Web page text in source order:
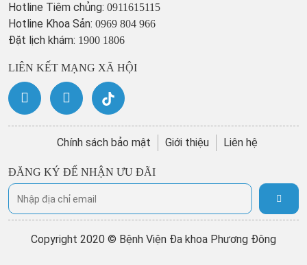
Hotline Tiêm chủng: 0911615115
Hotline Khoa Sản: 0969 804 966
Đặt lịch khám: 1900 1806
LIÊN KẾT MẠNG XÃ HỘI
Chính sách bảo mật Giới thiệu Liên hệ
ĐĂNG KÝ ĐỂ NHẬN ƯU ĐÃI
Copyright 2020 © Bệnh Viện Đa khoa Phương Đông